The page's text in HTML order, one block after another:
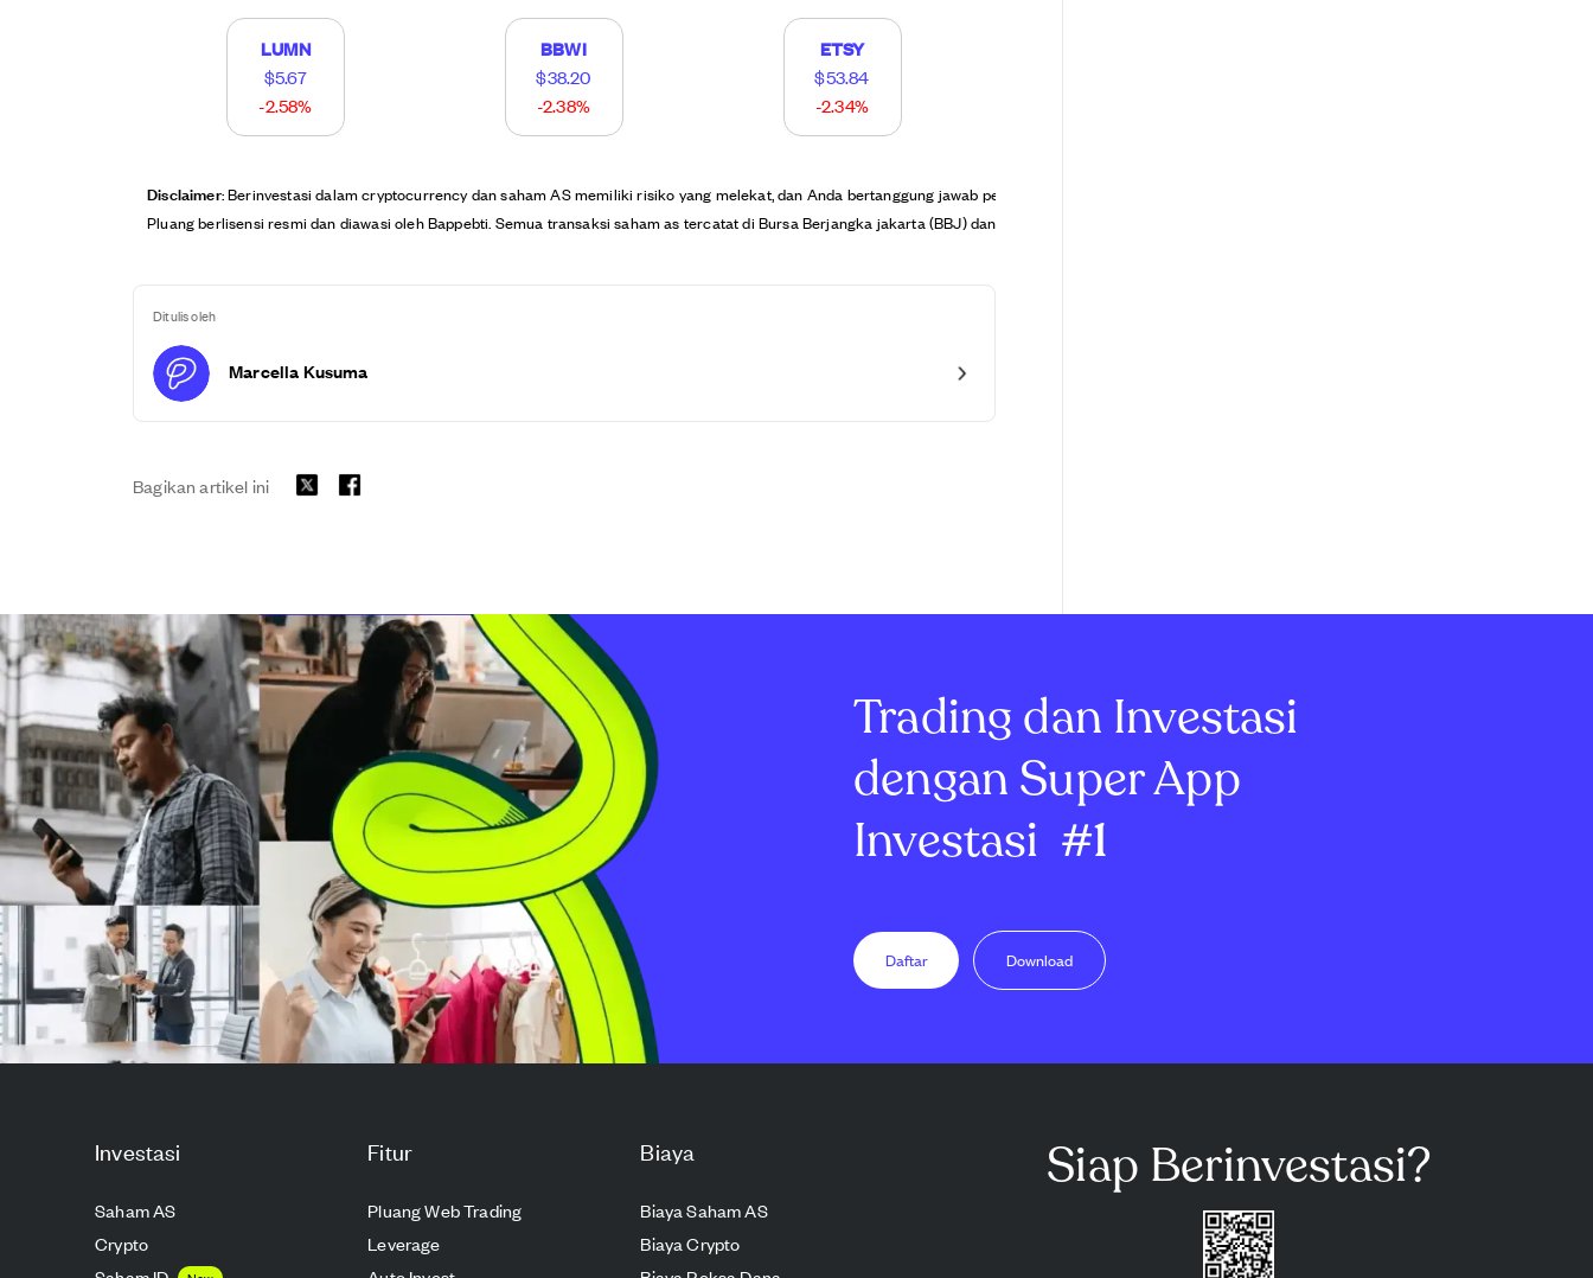
LUMN
$5.67
-2.58%
BBWI
$38.20
-2.38%
ETSY
$53.84
-2.34%
Disclaimer: Berinvestasi dalam cryptocurrency dan saham AS memiliki risiko yang melekat, dan Anda bertanggung jawab penuh atas keputusan investasi Anda. Informasi yang diberikan oleh Pluang berasal
Pluang berlisensi resmi dan diawasi oleh Bappebti. Semua transaksi saham as tercatat di Bursa Berjangka jakarta (BBJ) dan Kliring Berjangka Indonesia (KBI) Semua transaksi aset kripto tercatat di Bursa
Ditulis oleh
Marcella Kusuma
Bagikan artikel ini
Trading dan Investasi
dengan Super App
Investasi #1
Daftar Download
Investasi
Saham AS
Crypto
Fitur
Pluang Web Trading
Leverage
Biaya
Biaya Saham AS
Biaya Crypto
Siap Berinvestasi?